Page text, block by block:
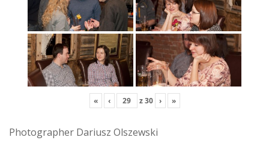
« ‹ z30 › »
Photographer Dariusz Olszewski